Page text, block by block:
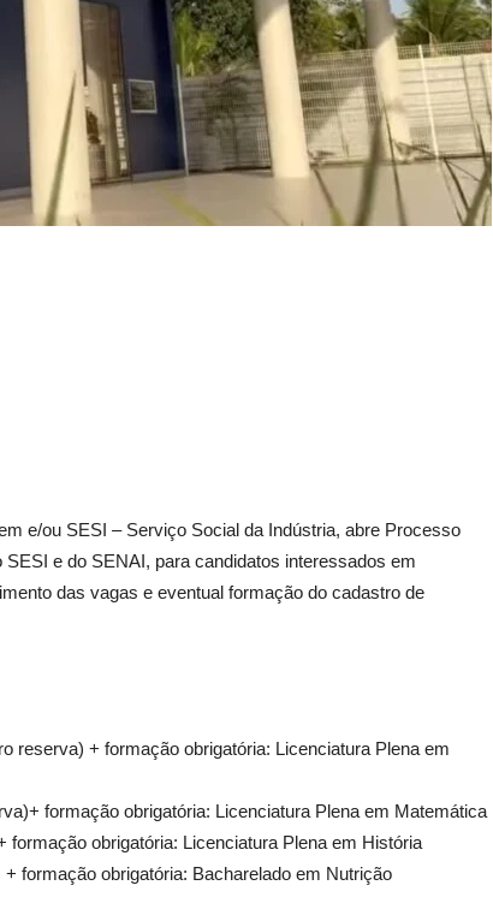
e/ou SESI – Serviço Social da Indústria, abre Processo
e do SENAI, para candidatos interessados em
das vagas e eventual formação do cadastro de
reserva) + formação obrigatória: Licenciatura Plena em
formação obrigatória: Licenciatura Plena em Matemática
obrigatória: Licenciatura Plena em História
formação obrigatória: Bacharelado em Nutrição